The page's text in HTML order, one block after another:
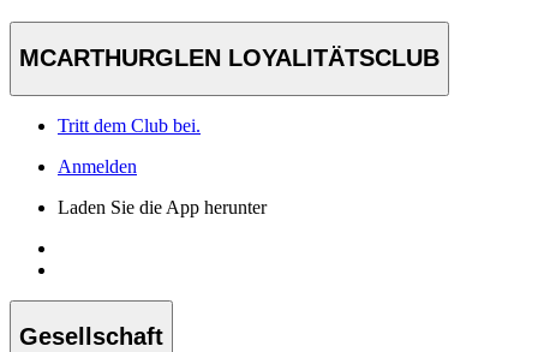
MCARTHURGLEN LOYALITÄTSCLUB
Tritt dem Club bei.
Anmelden
Laden Sie die App herunter
Gesellschaft